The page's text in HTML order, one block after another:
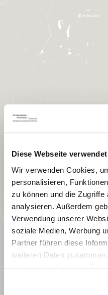
Diese Webseite
Wir verwenden Cookies,
personalisieren,
zu können und die
analysieren. Außerdem
Verwendung unserer
soziale Medien, Werbung
Partner führen diese
weiteren Daten